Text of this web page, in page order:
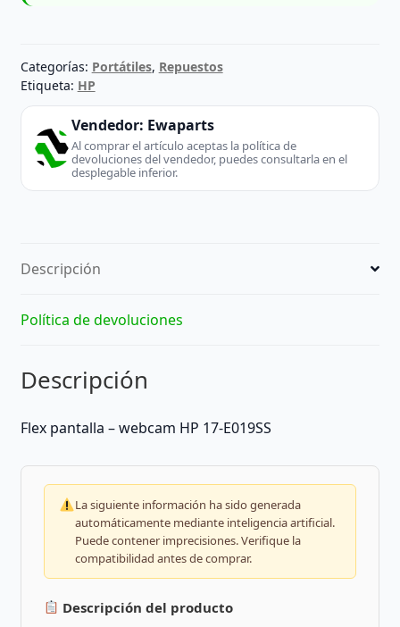
Categorías: Portátiles, Repuestos
Etiqueta: HP
Vendedor: Ewaparts
Al comprar el artículo aceptas la política de
devoluciones del vendedor, puedes consultarla en el
desplegable inferior.
Descripción
Política de devoluciones
Descripción
Flex pantalla – webcam HP 17-E019SS
La siguiente información ha sido generada
automáticamente mediante inteligencia artificial.
Puede contener imprecisiones. Verifique la
compatibilidad antes de comprar.
Descripción del producto